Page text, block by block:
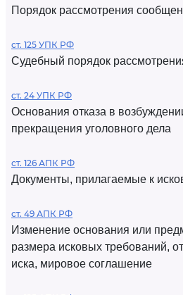
Порядок рассмотрения
ст. 125 УПК РФ
Судебный порядок
ст. 24 УПК РФ
Основания отказа в
прекращения уголовного дела
ст. 126 АПК РФ
Документы, прилагаемые к
ст. 49 АПК РФ
Изменение основания или
размера исковых требований,
иска, мировое соглашение